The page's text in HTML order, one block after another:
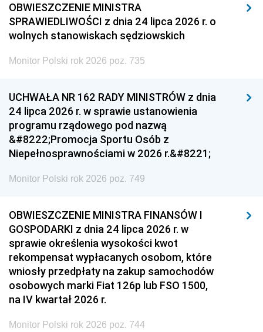
OBWIESZCZENIE MINISTRA
SPRAWIEDLIWOŚCI z dnia 24 lipca 2026 r. o
wolnych stanowiskach sędziowskich
Monitor Polski rok 2026 poz. 735
UCHWAŁA NR 162 RADY MINISTRÓW z dnia
24 lipca 2026 r. w sprawie ustanowienia
programu rządowego pod nazwą
&#8222;Promocja Sportu Osób z
Niepełnosprawnościami w 2026 r.&#8221;
Monitor Polski rok 2026 poz. 749
OBWIESZCZENIE MINISTRA FINANSÓW I
GOSPODARKI z dnia 24 lipca 2026 r. w
sprawie określenia wysokości kwot
rekompensat wypłacanych osobom, które
wniosły przedpłaty na zakup samochodów
osobowych marki Fiat 126p lub FSO 1500,
na IV kwartał 2026 r.
Monitor Polski rok 2026 poz. 744